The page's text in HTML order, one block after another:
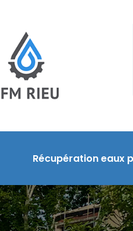
Récupération eaux
Nos prestations
Réalisations